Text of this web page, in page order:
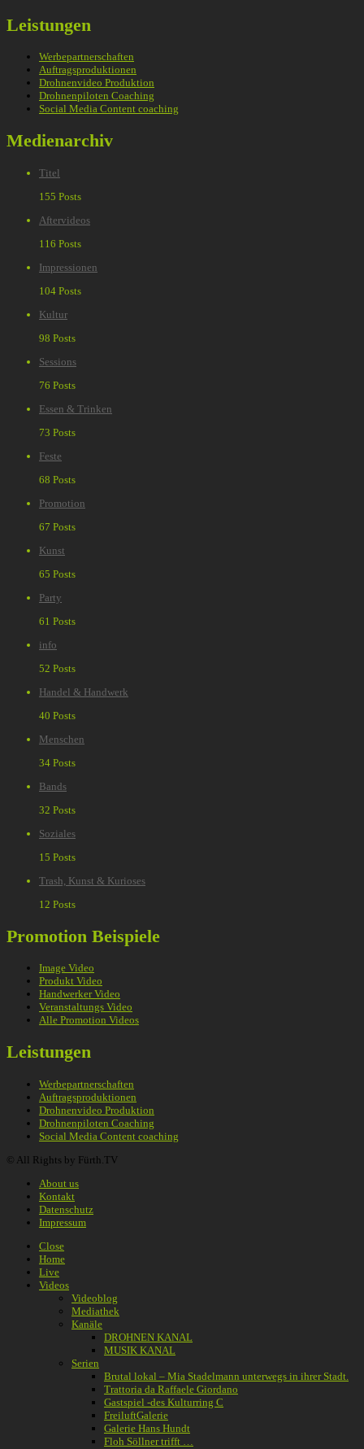
Leistungen
Werbepartnerschaften
Auftragsproduktionen
Drohnenvideo Produktion
Drohnenpiloten Coaching
Social Media Content coaching
Medienarchiv
Titel
155 Posts
Aftervideos
116 Posts
Impressionen
104 Posts
Kultur
98 Posts
Sessions
76 Posts
Essen & Trinken
73 Posts
Feste
68 Posts
Promotion
67 Posts
Kunst
65 Posts
Party
61 Posts
info
52 Posts
Handel & Handwerk
40 Posts
Menschen
34 Posts
Bands
32 Posts
Soziales
15 Posts
Trash, Kunst & Kurioses
12 Posts
Promotion Beispiele
Image Video
Produkt Video
Handwerker Video
Veranstaltungs Video
Alle Promotion Videos
Leistungen
Werbepartnerschaften
Auftragsproduktionen
Drohnenvideo Produktion
Drohnenpiloten Coaching
Social Media Content coaching
© All Rights by Fürth.TV
About us
Kontakt
Datenschutz
Impressum
Close
Home
Live
Videos
Videoblog
Mediathek
Kanäle
DROHNEN KANAL
MUSIK KANAL
Serien
Brutal lokal – Mia Stadelmann unterwegs in ihrer Stadt.
Trattoria da Raffaele Giordano
Gastspiel -des Kulturring C
FreiluftGalerie
Galerie Hans Hundt
Floh Söllner trifft …